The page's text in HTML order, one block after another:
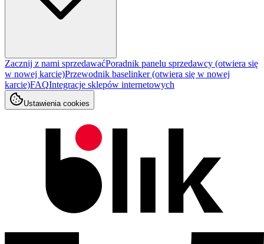
Zacznij z nami sprzedawaćPoradnik panelu sprzedawcy (otwiera się
w nowej karcie)Przewodnik baselinker(otwiera się w nowej
karcie)FAQIntegracje sklepów internetowych
Ustawienia cookies